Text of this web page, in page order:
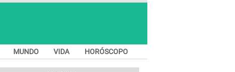
MUNDO VIDA HORÓSCOPO